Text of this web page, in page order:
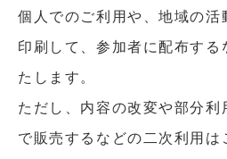
個人でのご利用や、地域の活
印刷して、参加者に配布する
たします。
ただし、内容の改変や部分利
で販売するなどの二次利用は